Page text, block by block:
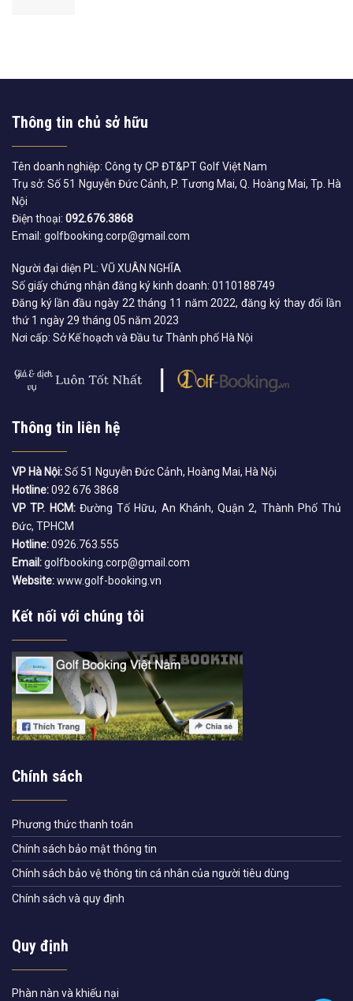
Thông tin chủ sở hữu
Tên doanh nghiệp: Công ty CP ĐT&PT Golf Việt Nam
Trụ sở: Số 51 Nguyễn Đức Cảnh, P. Tương Mai, Q. Hoàng Mai, Tp. Hà
Nội
Điện thoại: 092.676.3868
Email: golfbooking.corp@gmail.com
Người đại diện PL: VŨ XUÂN NGHĨA
Số giấy chứng nhận đăng ký kinh doanh: 0110188749
Đăng ký lần đầu ngày 22 tháng 11 năm 2022, đăng ký thay đổi lần
thứ 1 ngày 29 tháng 05 năm 2023
Nơi cấp: Sở Kế hoạch và Đầu tư Thành phố Hà Nội
Thông tin liên hệ
VP Hà Nội:Số 51 Nguyễn Đức Cảnh, Hoàng Mai, Hà Nội
Hotline:092 676 3868
VP TP. HCM:Đường Tố Hữu, An Khánh, Quận 2, Thành Phố Thủ
Đức, TPHCM
Hotline:0926.763.555
Email:golfbooking.corp@gmail.com
Website:www.golf-booking.vn
Kết nối với chúng tôi
Chính sách
Phương thức thanh toán
Chính sách bảo mật thông tin
Chính sách bảo vệ thông tin cá nhân của người tiêu dùng
Chính sách và quy định
Quy định
Phàn nàn và khiếu nại